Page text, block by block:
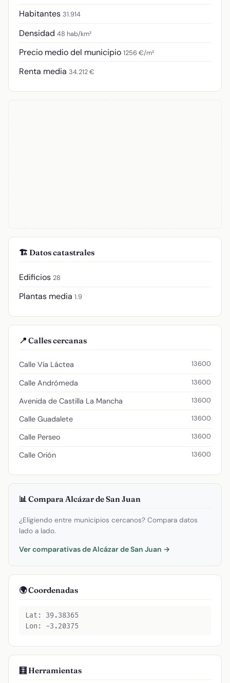
Habitantes 31.914
Densidad 48 hab/km²
Precio medio del municipio 1256 €/m²
Renta media 34.212 €
🏗️ Datos catastrales
Edificios 28
Plantas media 1.9
📍 Calles cercanas
Calle Vía Láctea 13600
Calle Andrómeda 13600
Avenida de Castilla La Mancha 13600
Calle Guadalete 13600
Calle Perseo 13600
Calle Orión 13600
📊 Compara Alcázar de San Juan
¿Eligiendo entre municipios cercanos? Compara datos
lado a lado.
Ver comparativas de Alcázar de San Juan →
🌍 Coordenadas
Lat: 39.38365
Lon: -3.20375
🧮 Herramientas